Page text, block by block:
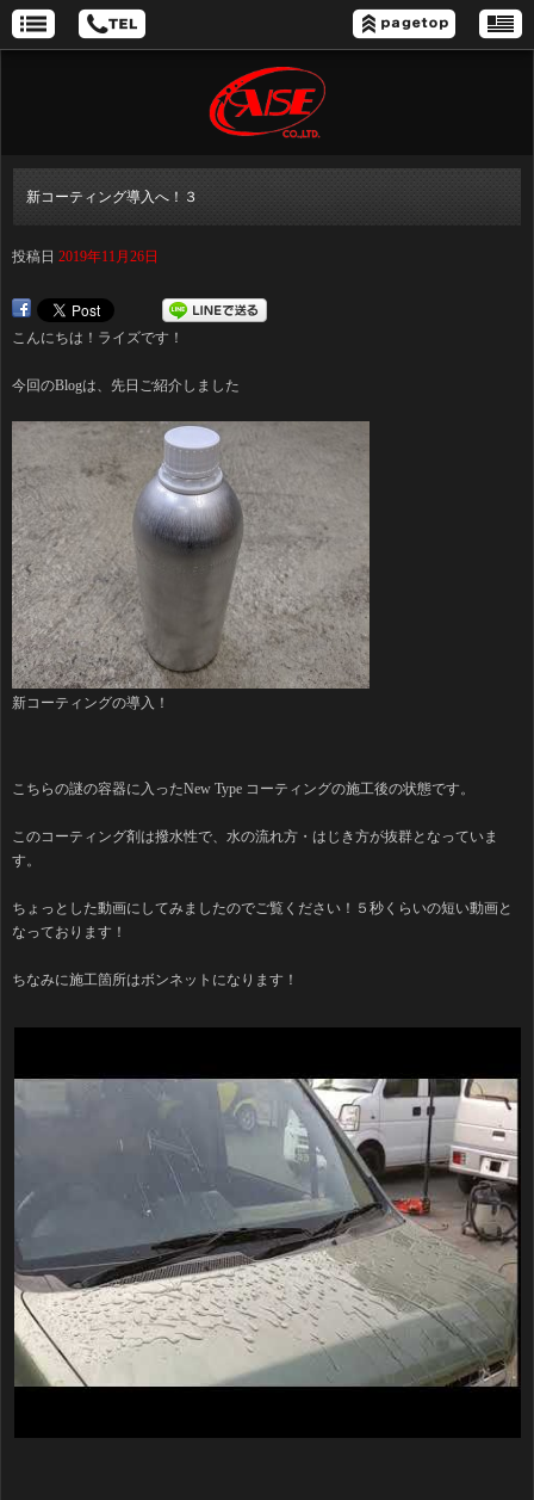
新コーティング導入へ！３
投稿日 2019年11月26日
こんにちは！ライズです！
今回のBlogは、先日ご紹介しました
新コーティングの導入！
こちらの謎の容器に入ったNew Type コーティングの施工後の状態です。
このコーティング剤は撥水性で、水の流れ方・はじき方が抜群となっていま
す。
ちょっとした動画にしてみましたのでご覧ください！５秒くらいの短い動画と
なっております！
ちなみに施工箇所はボンネットになります！